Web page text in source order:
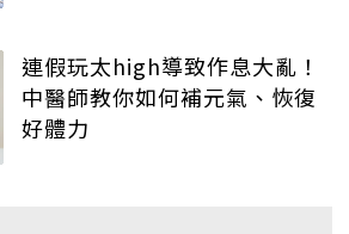
連假玩太high導致作息大亂！
中醫師教你如何補元氣、恢復
好體力